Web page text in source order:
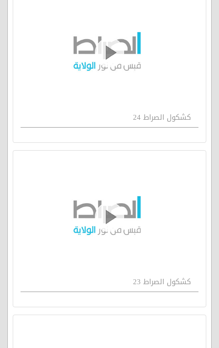
كشكول الصراط 24
كشكول الصراط 23